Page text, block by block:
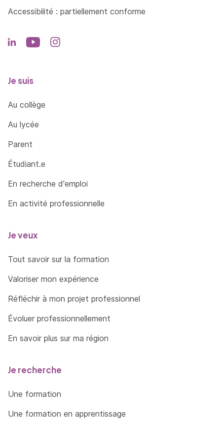
Accessibilité : partiellement conforme
Je suis
Au collège
Au lycée
Parent
Étudiant.e
En recherche d'emploi
En activité professionnelle
Je veux
Tout savoir sur la formation
Valoriser mon expérience
Réfléchir à mon projet professionnel
Évoluer professionnellement
En savoir plus sur ma région
Je recherche
Une formation
Une formation en apprentissage